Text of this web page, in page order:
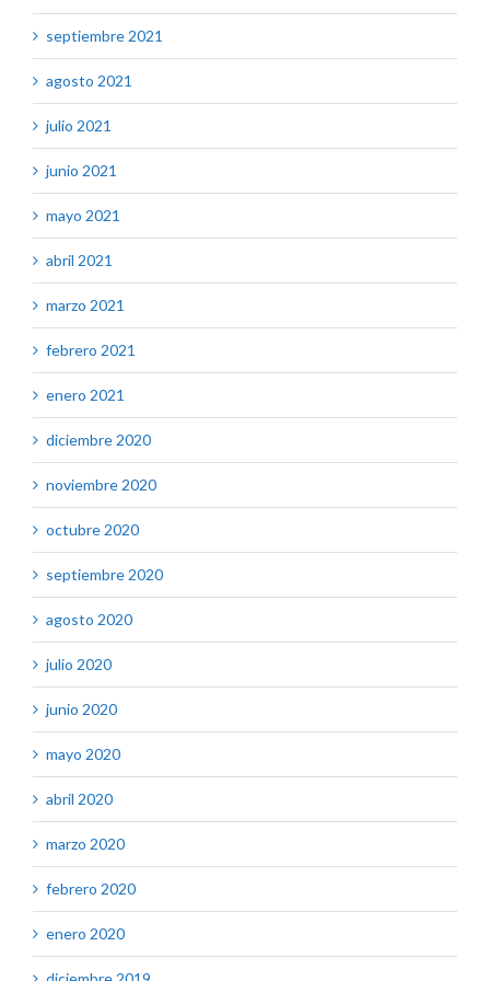
septiembre 2021
agosto 2021
julio 2021
junio 2021
mayo 2021
abril 2021
marzo 2021
febrero 2021
enero 2021
diciembre 2020
noviembre 2020
octubre 2020
septiembre 2020
agosto 2020
julio 2020
junio 2020
mayo 2020
abril 2020
marzo 2020
febrero 2020
enero 2020